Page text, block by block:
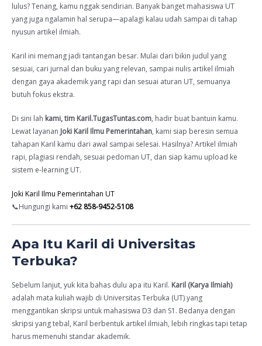
lulus? Tenang, kamu nggak sendirian. Banyak banget mahasiswa UT
yang juga ngalamin hal serupa—apalagi kalau udah sampai di tahap
nyusun artikel ilmiah.
Karil ini memang jadi tantangan besar. Mulai dari bikin judul yang
sesuai, cari jurnal dan buku yang relevan, sampai nulis artikel ilmiah
dengan gaya akademik yang rapi dan sesuai aturan UT, semuanya
butuh fokus ekstra.
Di sini lah kami, tim Karil.TugasTuntas.com, hadir buat bantuin kamu.
Lewat layanan Joki Karil Ilmu Pemerintahan, kami siap beresin semua
tahapan Karil kamu dari awal sampai selesai. Hasilnya? Artikel ilmiah
rapi, plagiasi rendah, sesuai pedoman UT, dan siap kamu upload ke
sistem e-learning UT.
Joki Karil Ilmu Pemerintahan UT
📞Hungungi kami +62 858-9452-5108
Apa Itu Karil di Universitas
Terbuka?
Sebelum lanjut, yuk kita bahas dulu apa itu Karil. Karil (Karya Ilmiah)
adalah mata kuliah wajib di Universitas Terbuka (UT) yang
menggantikan skripsi untuk mahasiswa D3 dan S1. Bedanya dengan
skripsi yang tebal, Karil berbentuk artikel ilmiah, lebih ringkas tapi tetap
harus memenuhi standar akademik.